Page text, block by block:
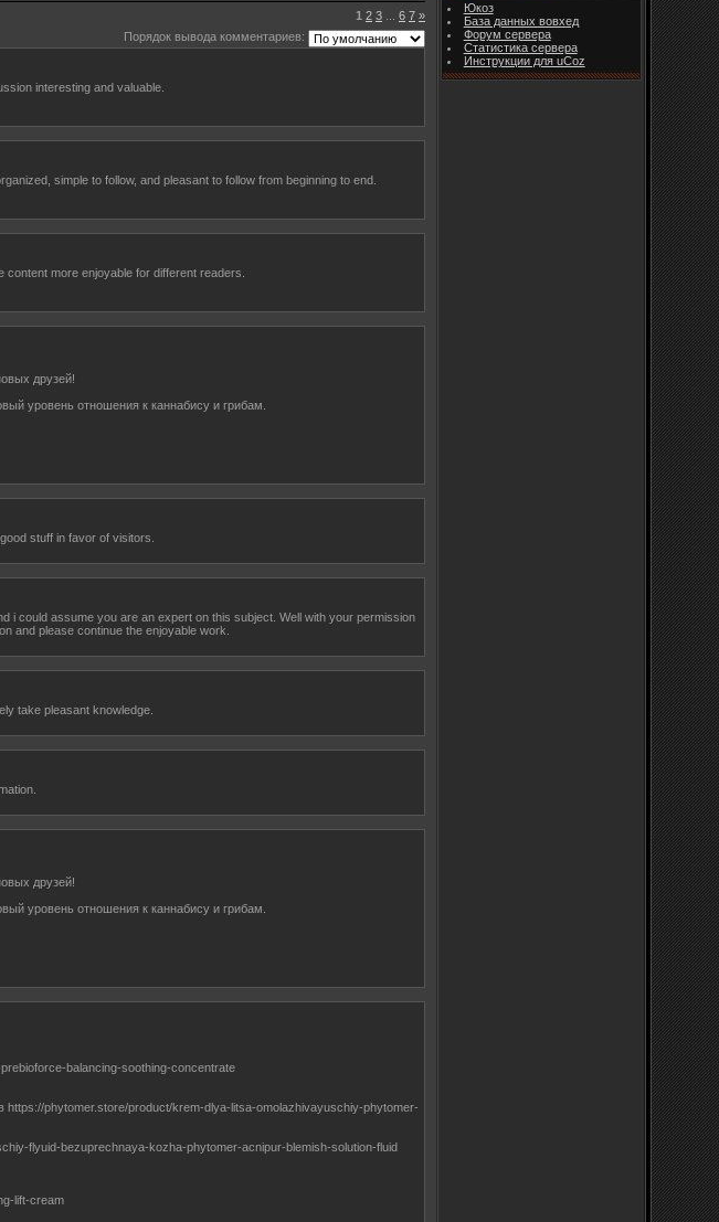
1 2 3 6 7 »
Порядок вывода комментариев:
interesting and valuable.
simple to follow, and pleasant to follow from beginning to end.
more enjoyable for different readers.
друзей!
уровень отношения к каннабису и грибам.
stuff in favor of visitors.
i could assume you are an expert on this subject. Well with your permission
and please continue the enjoyable work.
take pleasant knowledge.
друзей!
уровень отношения к каннабису и грибам.
balancing-soothing-concentrate
phytomer.store/product/krem-dlya-litsa-omolazhivayuschiy-phytomer-
flyuid-bezuprechnaya-kozha-phytomer-acnipur-blemish-solution-fluid
lift-cream
Юкоз
База данных вовхед
Форум сервера
Статистика сервера
Инструкции для uCoz